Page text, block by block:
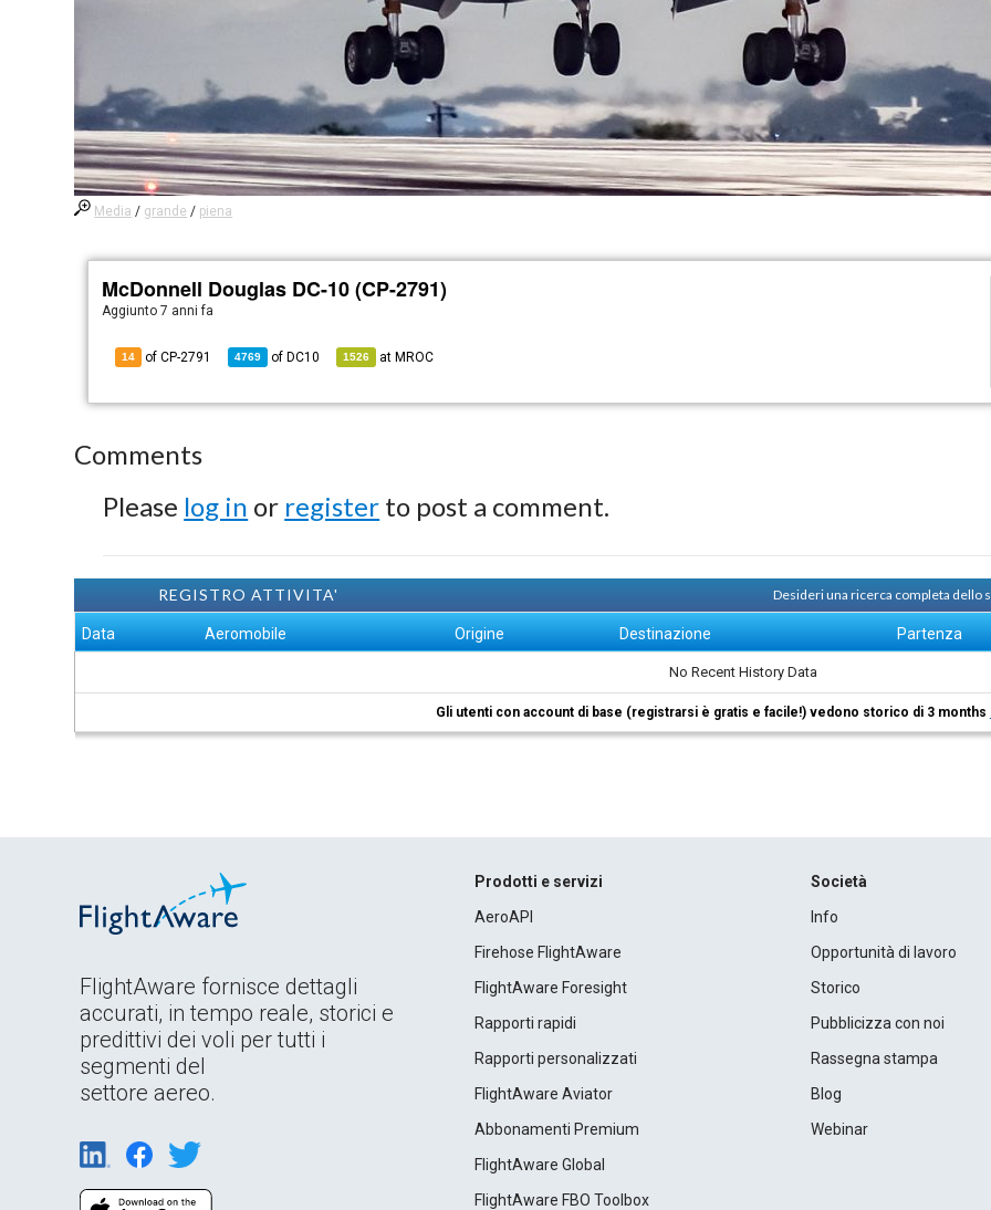
Media / grande / piena
McDonnell Douglas DC-10 (CP-2791)
Aggiunto7 anni fa
14 of CP-2791 4769 of DC10 1526 at MROC
Comments
Please log in or register to post a comment.
REGISTRO ATTIVITA' Desideri una ricerca completa dello
Data Aeromobile Origine Destinazione Partenza
No Recent History Data
Gli utenti con account di base (registrarsi è gratis e facile!) vedono storico di 3 months
FlightAware fornisce dettagli
accurati, in tempo reale, storici e
predittivi dei voli per tutti i
segmenti del
settore aereo.
Prodotti e servizi
AeroAPI
Firehose FlightAware
FlightAware Foresight
Rapporti rapidi
Rapporti personalizzati
FlightAware Aviator
Abbonamenti Premium
FlightAware Global
FlightAware FBO Toolbox
Società
Info
Opportunità di lavoro
Storico
Pubblicizza con noi
Rassegna stampa
Blog
Webinar